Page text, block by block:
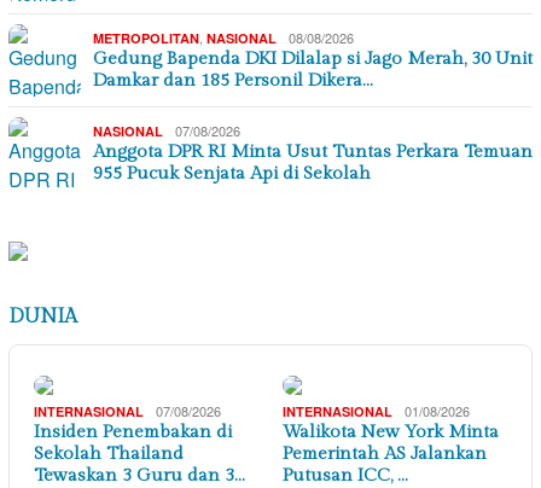
METROPOLITAN, NASIONAL 08/08/2026
Gedung Bapenda DKI Dilalap si Jago Merah, 30 Unit
Damkar dan 185 Personil Dikera…
NASIONAL 07/08/2026
Anggota DPR RI Minta Usut Tuntas Perkara Temuan
955 Pucuk Senjata Api di Sekolah
DUNIA
INTERNASIONAL 07/08/2026
Insiden Penembakan di
Sekolah Thailand
Tewaskan 3 Guru dan 3…
INTERNASIONAL 01/08/2026
Walikota New York Minta
Pemerintah AS Jalankan
Putusan ICC, …